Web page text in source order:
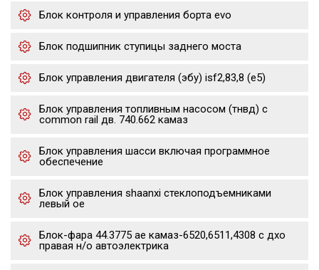
Блок контроля и управления борта evo
Блок подшипник ступицы заднего моста
Блок управления двигателя (эбу) isf2,83,8 (е5)
Блок управления топливным насосом (тнвд) с
common rail дв. 740.662 камаз
Блок управления шасси включая программное
обеспечение
Блок управления shaanxi стеклоподъемниками
левый oe
Блок-фара 44.3775 ae камаз-6520,6511,4308 с дхо
правая н/о автоэлектрика